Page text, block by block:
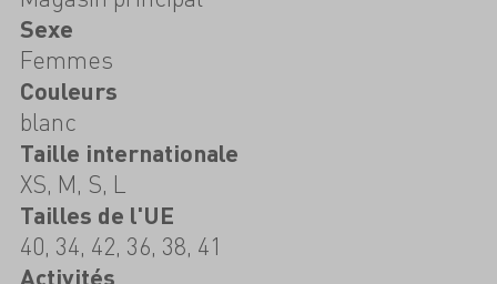
Sexe
Femmes
Couleurs
blanc
Taille internationale
XS, M, S, L
Tailles de l'UE
40, 34, 42, 36, 38, 41
Activités